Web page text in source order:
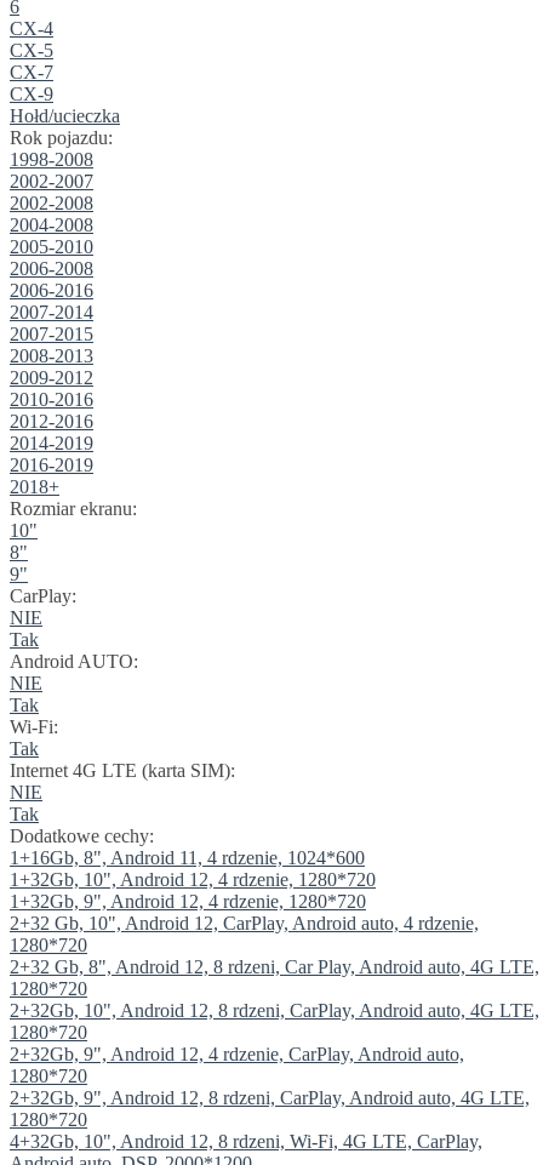
6
CX-4
CX-5
CX-7
CX-9
Hołd/ucieczka
Rok pojazdu:
1998-2008
2002-2007
2002-2008
2004-2008
2005-2010
2006-2008
2006-2016
2007-2014
2007-2015
2008-2013
2009-2012
2010-2016
2012-2016
2014-2019
2016-2019
2018+
Rozmiar ekranu:
10"
8"
9"
CarPlay:
NIE
Tak
Android AUTO:
NIE
Tak
Wi-Fi:
Tak
Internet 4G LTE (karta SIM):
NIE
Tak
Dodatkowe cechy:
1+16Gb, 8", Android 11, 4 rdzenie, 1024*600
1+32Gb, 10", Android 12, 4 rdzenie, 1280*720
1+32Gb, 9", Android 12, 4 rdzenie, 1280*720
2+32 Gb, 10", Android 12, CarPlay, Android auto, 4 rdzenie,
1280*720
2+32 Gb, 8", Android 12, 8 rdzeni, Car Play, Android auto, 4G LTE,
1280*720
2+32Gb, 10", Android 12, 8 rdzeni, CarPlay, Android auto, 4G LTE,
1280*720
2+32Gb, 9", Android 12, 4 rdzenie, CarPlay, Android auto,
1280*720
2+32Gb, 9", Android 12, 8 rdzeni, CarPlay, Android auto, 4G LTE,
1280*720
4+32Gb, 10", Android 12, 8 rdzeni, Wi-Fi, 4G LTE, CarPlay,